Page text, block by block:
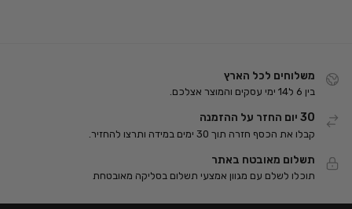
משלוחים לכל הארץ
בין 6 ל14 ימי עסקים והמוצר אצלכם.
30 יום החזר על ההזמנה
קבלו את הכסף חזרה תוך 30 ימים במידה ותרצו להחזיר.
תשלום מאובטח באתר
תוכלו לשלם עם מגוון אמצעי תשלום בסליקה מאובטחת